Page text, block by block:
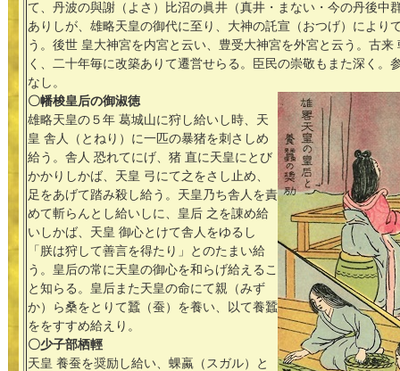
て、丹波の與謝（よさ）比沼の眞井（真井・まない・今の丹後中
ありしが、雄略天皇の御代に至り、大神の託宣（おつげ）により
う。後世 皇大神宮を内宮と云い、豊受大神宮を外宮と云う。古来
く、二十年毎に改築ありて遷営せらる。臣民の崇敬もまた深く。
なし。
〇幡梭皇后の御淑徳
雄略天皇の５年 葛城山に狩し給いし時、天
皇 舎人（とねり）に一匹の暴猪を刺さしめ
給う。舎人 恐れてにげ、猪 直に天皇にとび
かかりしかば、天皇 弓にて之をさし止め、
足をあげて踏み殺し給う。天皇乃ち舎人を責
めて斬らんとし給いしに、皇后 之を諌め給
いしかば、天皇 御心とけて舎人をゆるし
「朕は狩して善言を得たり」とのたまい給
う。皇后の常に天皇の御心を和らげ給えるこ
と知らる。皇后また天皇の命にて親（みず
か）ら桑をとりて蠶（蚕）を養い、以て養蠶
ををすすめ給えり。
〇少子部栖輕
天皇 養蚕を奨励し給い、蜾蠃（スガル）と